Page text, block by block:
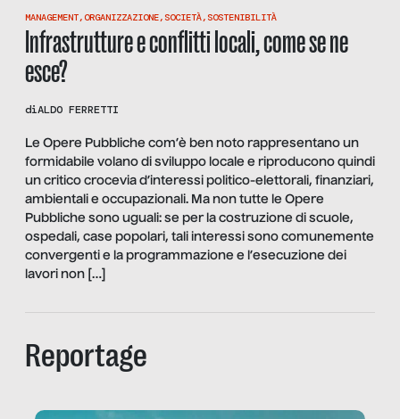
MANAGEMENT,ORGANIZZAZIONE, SOCIETÀ, SOSTENIBILITÀ
Infrastrutture e conflitti locali, come se ne
esce?
diALDO FERRETTI
Le Opere Pubbliche com’è ben noto rappresentano un
formidabile volano di sviluppo locale e riproducono quindi
un critico crocevia d’interessi politico-elettorali, finanziari,
ambientali e occupazionali. Ma non tutte le Opere
Pubbliche sono uguali: se per la costruzione di scuole,
ospedali, case popolari, tali interessi sono comunemente
convergenti e la programmazione e l’esecuzione dei
lavori non […]
Reportage